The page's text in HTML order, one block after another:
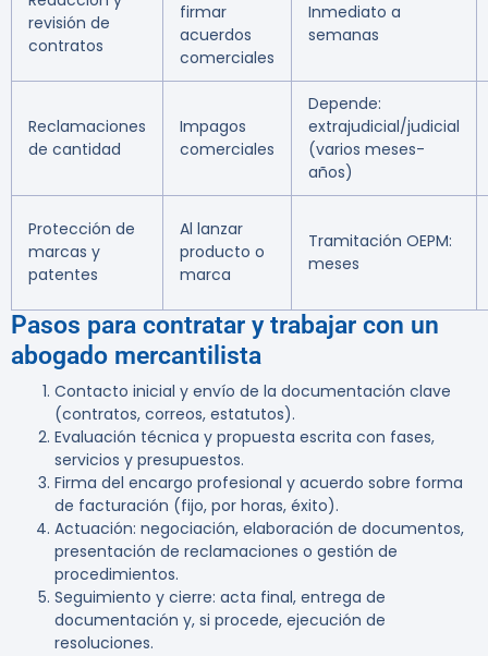
revisión de
contratos
firmar
acuerdos
comerciales
Inmediato a
semanas
Reclamaciones
de cantidad
Impagos
comerciales
Depende:
extrajudicial/judicial
(varios meses-
años)
Protección de
marcas y
patentes
Al lanzar
producto o
marca
Tramitación OEPM:
meses
Pasos para contratar y trabajar con un
abogado mercantilista
Contacto inicial y envío de la documentación clave
(contratos, correos, estatutos).
Evaluación técnica y propuesta escrita con fases,
servicios y presupuestos.
Firma del encargo profesional y acuerdo sobre forma
de facturación (fijo, por horas, éxito).
Actuación: negociación, elaboración de documentos,
presentación de reclamaciones o gestión de
procedimientos.
Seguimiento y cierre: acta final, entrega de
documentación y, si procede, ejecución de
resoluciones.